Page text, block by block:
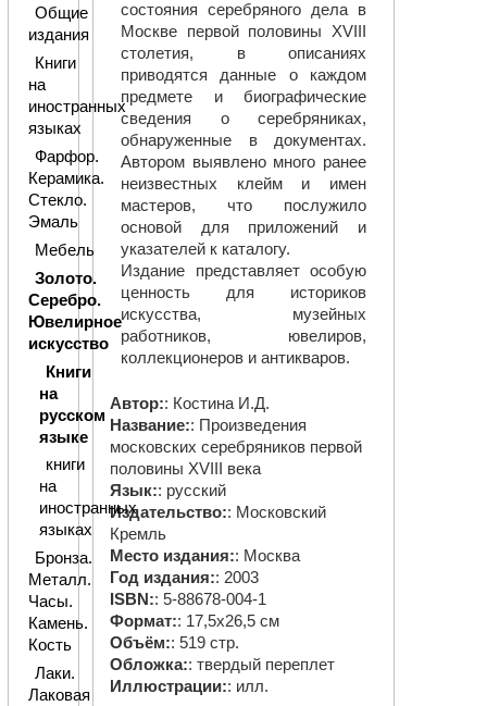
состояния серебряного дела в
Москве первой половины XVIII
столетия, в описаниях
приводятся данные о каждом
предмете и биографические
сведения о серебряниках,
обнаруженные в документах.
Автором выявлено много ранее
неизвестных клейм и имен
мастеров, что послужило
основой для приложений и
указателей к каталогу.
Издание представляет особую
ценность для историков
искусства, музейных
работников, ювелиров,
коллекционеров и антикваров.
Автор:: Костина И.Д.
Название:: Произведения
московских серебряников первой
половины XVIII века
Язык:: русский
Издательство:: Московский
Кремль
Место издания:: Москва
Год издания:: 2003
ISBN:: 5-88678-004-1
Формат:: 17,5х26,5 см
Объём:: 519 стр.
Обложка:: твердый переплет
Иллюстрации:: илл.
Общие
издания
Книги
на
иностранных
языках
Фарфор.
Керамика.
Стекло.
Эмаль
Мебель
Золото.
Серебро.
Ювелирное
искусство
Книги
на
русском
языке
книги
на
иностранных
языках
Бронза.
Металл.
Часы.
Камень.
Кость
Лаки.
Лаковая